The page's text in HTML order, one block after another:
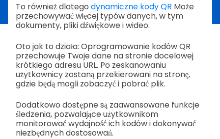
To również dlatego dynamiczne kody QR Może
przechowywać więcej typów danych, w tym
dokumenty, pliki dźwiękowe i wideo.
Oto jak to działa: Oprogramowanie kodów QR
przechowuje Twoje dane na stronie docelowej
krótkiego adresu URL. Po zeskanowaniu
użytkownicy zostaną przekierowani na stronę,
gdzie będą mogli zobaczyć i pobrać plik.
Dodatkowo dostępne są zaawansowane funkcje
śledzenia, pozwalające użytkownikom
monitorować wydajność ich kodów i dokonywać
niezbędnych dostosowań.